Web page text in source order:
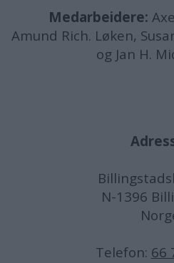
Medarbeidere:
Amund Rich. Løken,
og Jan H.
N-1396
Telefon: 66